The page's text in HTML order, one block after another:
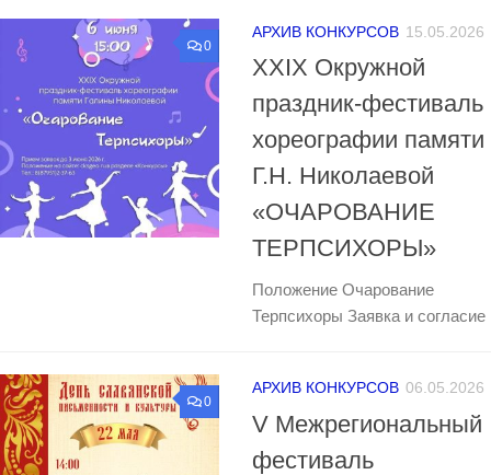
0
АРХИВ КОНКУРСОВ 15.05.2026
XXIХ Окружной
праздник-фестиваль
хореографии памяти
Г.Н. Николаевой
«ОЧАРОВАНИЕ
ТЕРПСИХОРЫ»
Положение Очарование
Терпсихоры Заявка и согласие
0
АРХИВ КОНКУРСОВ 06.05.2026
V Межрегиональный
фестиваль